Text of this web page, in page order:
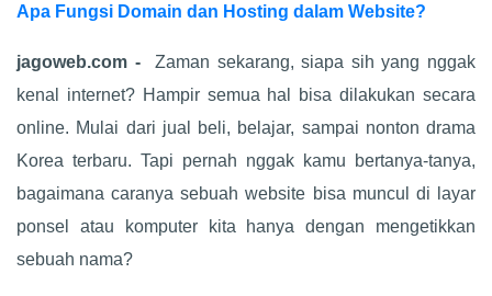
Apa Fungsi Domain dan Hosting dalam Website?
jagoweb.com - Zaman sekarang, siapa sih yang nggak
kenal internet? Hampir semua hal bisa dilakukan secara
online. Mulai dari jual beli, belajar, sampai nonton drama
Korea terbaru. Tapi pernah nggak kamu bertanya-tanya,
bagaimana caranya sebuah website bisa muncul di layar
ponsel atau komputer kita hanya dengan mengetikkan
sebuah nama?